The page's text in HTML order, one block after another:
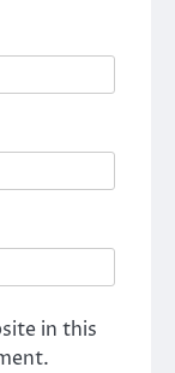
in this